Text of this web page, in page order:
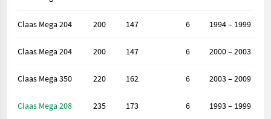
Claas Mega 204 200 147 6 1994 – 1999
Claas Mega 204 200 147 6 2000 – 2003
Claas Mega 350 220 162 6 2003 – 2009
Claas Mega 208 235 173 6 1993 – 1999